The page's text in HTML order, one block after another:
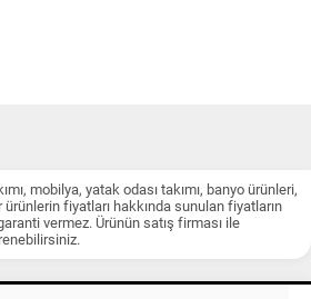
mobilya, yatak odası takımı, banyo ürünleri,
ürünlerin fiyatları hakkında sunulan fiyatların
vermez. Ürünün satış firması ile